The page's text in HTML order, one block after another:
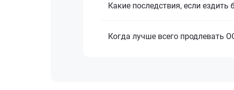
Какие последствия, если ездить
Когда лучше всего продлевать